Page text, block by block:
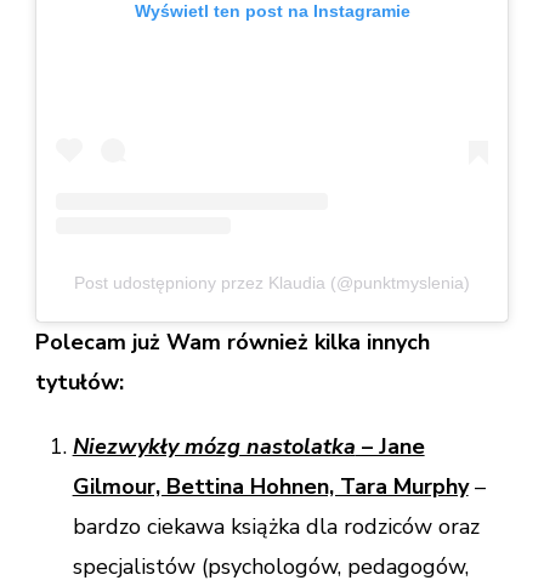
Wyświetl ten post na Instagramie
Post udostępniony przez Klaudia (@punktmyslenia)
Polecam już Wam również kilka innych
tytułów:
Niezwykły mózg nastolatka – Jane
Gilmour, Bettina Hohnen, Tara Murphy –
bardzo ciekawa książka dla rodziców oraz
specjalistów (psychologów, pedagogów,